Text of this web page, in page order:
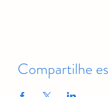
Compartilhe